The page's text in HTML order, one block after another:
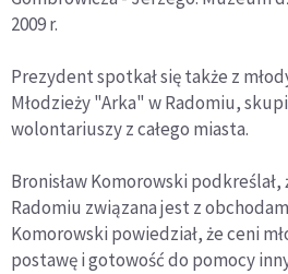
2009 r.
Prezydent spotkał się także z
Młodzieży "Arka" w Radomiu,
wolontariuszy z całego miasta.
Bronisław Komorowski
Radomiu związana jest z
Komorowski powiedział, że ceni
postawę i gotowość do pomocy